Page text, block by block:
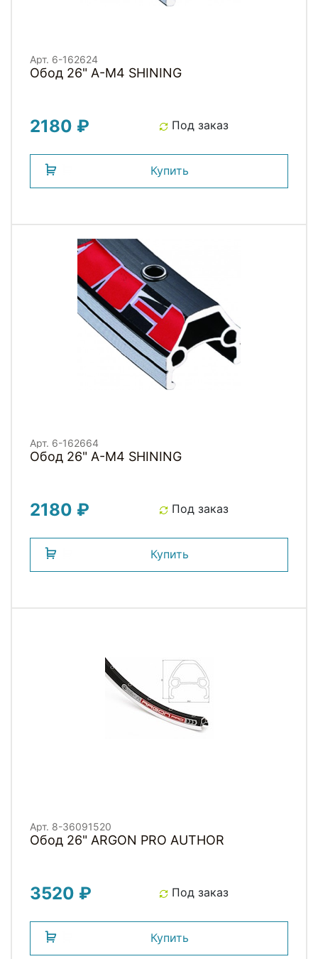
Арт. 6-162624
Обод 26" A-M4 SHINING
2180 ₽ Под заказ
Купить
Арт. 6-162664
Обод 26" A-M4 SHINING
2180 ₽ Под заказ
Купить
Арт. 8-36091520
Обод 26" ARGON PRO AUTHOR
3520 ₽ Под заказ
Купить